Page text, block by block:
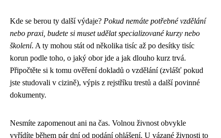
Kde se berou ty další výdaje? Pokud nemáte potřebné vzdělání
nebo praxi, budete si muset udělat specializované kurzy nebo
školení. A ty mohou stát od několika tisíc až po desítky tisíc
korun podle toho, o jaký obor jde a jak dlouho kurz trvá.
Připočtěte si k tomu ověření dokladů o vzdělání (zvlášť pokud
jste studovali v cizině), výpis z rejstříku trestů a další povinné
dokumenty.
Nesmíte zapomenout ani na čas. Volnou živnost obvykle
vyřídíte během pár dní od podání ohlášení. U vázané živnosti to